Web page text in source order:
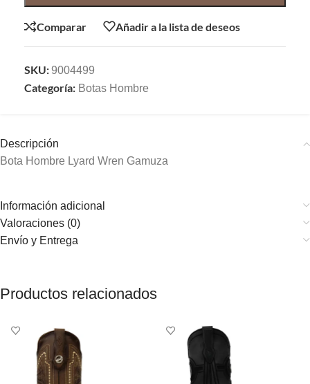
Comparar Añadir a la lista de deseos
SKU:9004499
Categoría: Botas Hombre
Descripción
Bota Hombre Lyard Wren Gamuza
Información adicional
Valoraciones (0)
Envío y Entrega
Productos relacionados